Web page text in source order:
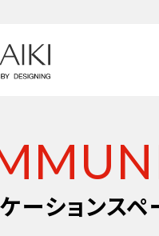
ーションスペ